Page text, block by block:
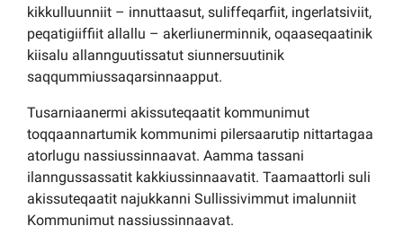
kikkulluunniit – innuttaasut, suliffeqarfiit, ingerlatsiviit,
peqatigiiffiit allallu – akerliunerminnik, oqaaseqaatinik
kiisalu allannguutissatut siunnersuutinik
saqqummiussaqarsinnaapput.
Tusarniaanermi akissuteqaatit kommunimut
toqqaannartumik kommunimi pilersaarutip nittartagaa
atorlugu nassiussinnaavat. Aamma tassani
ilanngussassatit kakkiussinnaavatit. Taamaattorli suli
akissuteqaatit najukkanni Sullissivimmut imalunniit
Kommunimut nassiussinnaavat.